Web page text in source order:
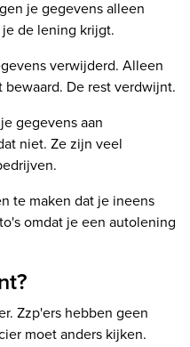
je gegevens alleen
de lening krijgt.
verwijderd. Alleen
De rest verdwijnt.
gegevens aan
niet. Ze zijn veel
te maken dat je ineens
omdat je een autolening
Zzp'ers hebben geen
moet anders kijken.